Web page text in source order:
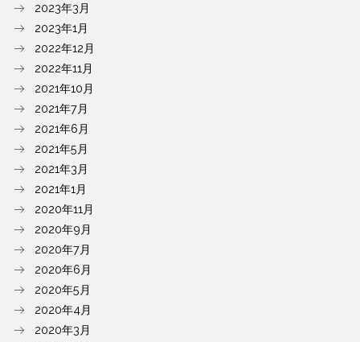
2023年3月
2023年1月
2022年12月
2022年11月
2021年10月
2021年7月
2021年6月
2021年5月
2021年3月
2021年1月
2020年11月
2020年9月
2020年7月
2020年6月
2020年5月
2020年4月
2020年3月